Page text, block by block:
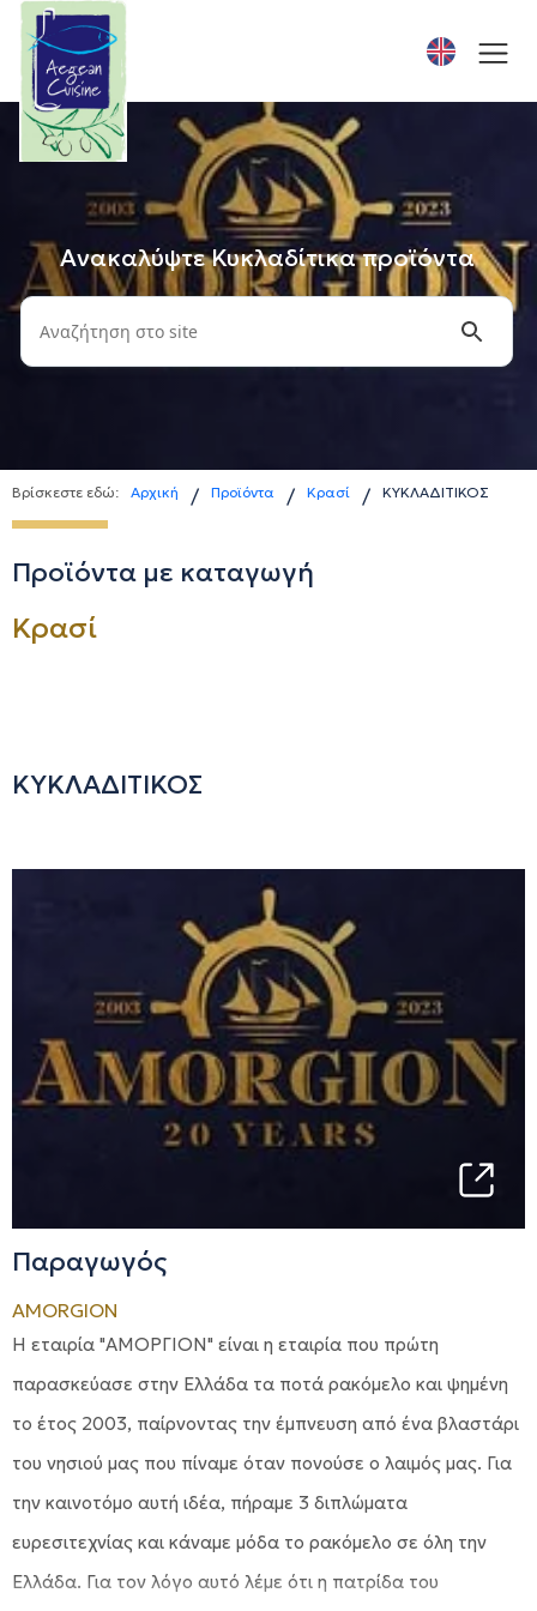
Ανακαλύψτε Κυκλαδίτικα προϊόντα
Βρίσκεστε εδώ: Αρχική / Προϊόντα / Κρασί / ΚΥΚΛΑΔΙΤΙΚΟΣ
Προϊόντα με καταγωγή
Κρασί
ΚΥΚΛΑΔΙΤΙΚΟΣ
Παραγωγός
AMORGION
Η εταιρία "ΑΜΟΡΓΙΟΝ" είναι η εταιρία που πρώτη
παρασκεύασε στην Ελλάδα τα ποτά ρακόμελο και ψημένη
το έτος 2003, παίρνοντας την έμπνευση από ένα βλαστάρι
του νησιού μας που πίναμε όταν πονούσε ο λαιμός μας. Για
την καινοτόμο αυτή ιδέα, πήραμε 3 διπλώματα
ευρεσιτεχνίας και κάναμε μόδα το ρακόμελο σε όλη την
Ελλάδα. Για τον λόγο αυτό λέμε ότι η πατρίδα του